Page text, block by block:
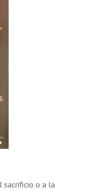
sacrificio o a la